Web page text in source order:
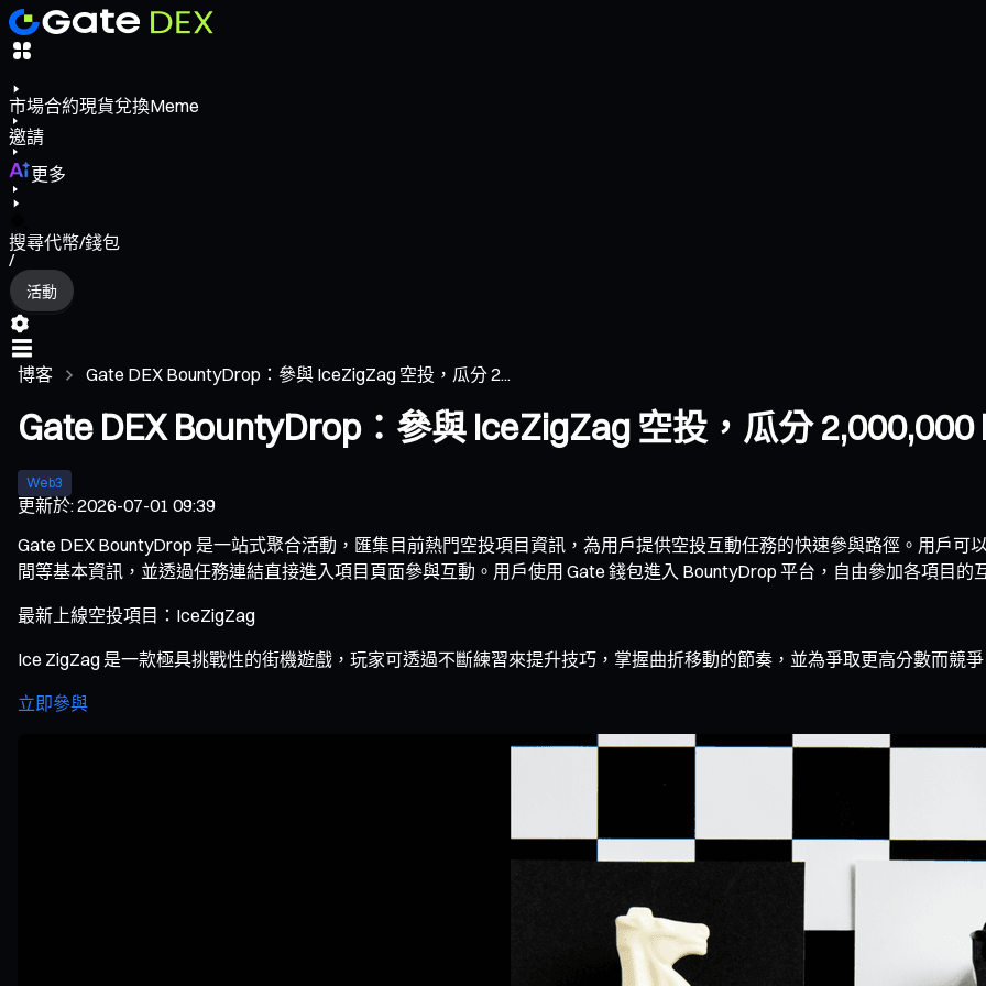
市場合約現貨兌換Meme
邀請
更多
搜尋代幣/錢包
/
活動
博客 Gate DEX BountyDrop：參與 IceZigZag 空投，瓜分 2...
Gate DEX BountyDrop：參與 IceZigZag 空投，瓜分 2,000,000
Web3
更新於:2026-07-01 09:39
Gate DEX BountyDrop 是一站式聚合活動，匯集目前熱門空投項目資訊，為用戶提供空投互動任務的快速參與路徑。用戶
間等基本資訊，並透過任務連結直接進入項目頁面參與互動。用戶使用 Gate 錢包進入 BountyDrop 平台，自由參加各項目
最新上線空投項目：IceZigZag
Ice ZigZag 是一款極具挑戰性的街機遊戲，玩家可透過不斷練習來提升技巧，掌握曲折移動的節奏，並為爭取更高分數而競
立即參與